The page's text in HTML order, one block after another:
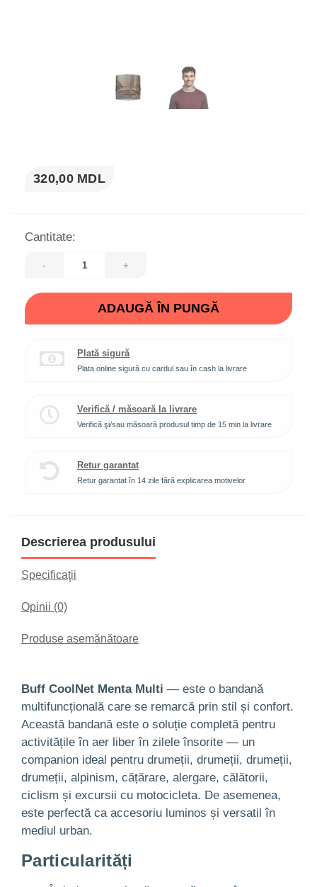
320,00 MDL
Cantitate:
- +
ADAUGĂ ÎN PUNGĂ
Plată sigură
Plata online sigură cu cardul sau în cash la livrare
Verifică / măsoară la livrare
Verifică şi/sau măsoară produsul timp de 15 min la livrare
Retur garantat
Retur garantat în 14 zile fără explicarea motivelor
Descrierea produsului
Specificaţii
Opinii (0)
Produse asemănătoare
Buff CoolNet Menta Multi — este o bandană
multifuncțională care se remarcă prin stil și confort.
Această bandană este o soluție completă pentru
activitățile în aer liber în zilele însorite — un
companion ideal pentru drumeții, drumeții, drumeții,
drumeții, alpinism, cățărare, alergare, călătorii,
ciclism și excursii cu motocicleta. De asemenea,
este perfectă ca accesoriu luminos și versatil în
mediul urban.
Particularități